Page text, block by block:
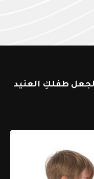
طفلكِ العنيد